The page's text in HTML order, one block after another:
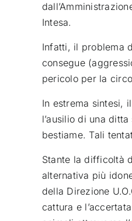
Intesa.
Infatti, il problema
consegue
pericolo per la
In estrema sintesi,
l’ausilio di una
bestiame. Tali
Stante la difficoltà
alternativa più
della Direzione
cattura e